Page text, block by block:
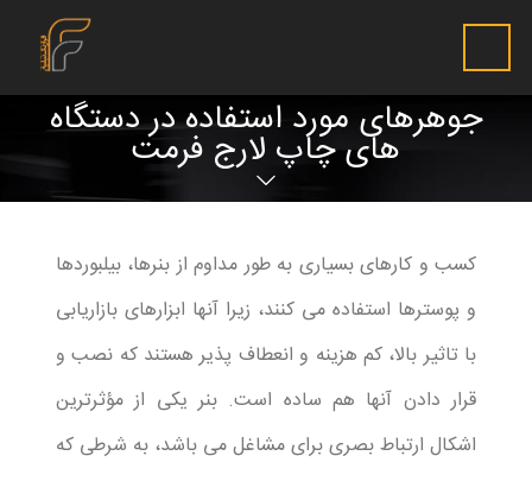
جوهرهای مورد استفاده در دستگاه
های چاپ لارج فرمت
کسب و کارهای بسیاری به طور مداوم از بنرها، بیلبوردها
و پوسترها استفاده می کنند، زیرا آنها ابزارهای بازاریابی
با تاثیر بالا، کم هزینه و انعطاف پذیر هستند که نصب و
قرار دادن آنها هم ساده است. بنر یکی از مؤثرترین
اشکال ارتباط بصری برای مشاغل می باشد، به شرطی که